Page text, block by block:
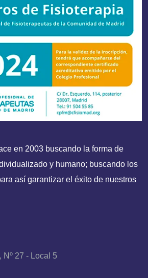
en 2003 buscando la forma de
y humano; buscando los
así garantizar el éxito de nuestros
27 - Local 5